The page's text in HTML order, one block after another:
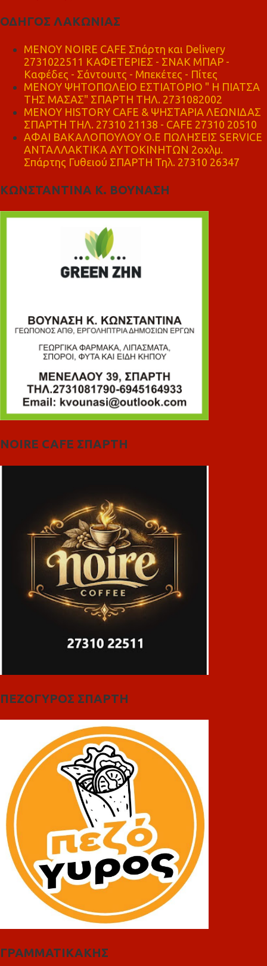
ΟΔΗΓΟΣ ΛΑΚΩΝΙΑΣ
MENOY NOIRE CAFE Σπάρτη και Delivery
2731022511 ΚΑΦΕΤΕΡΙΕΣ - ΣΝΑΚ ΜΠΑΡ -
Καφέδες - Σάντουιτς - Μπεκέτες - Πίτες
ΜΕΝΟΥ ΨΗΤΟΠΩΛΕΙΟ ΕΣΤΙΑΤΟΡΙΟ " Η ΠΙΑΤΣΑ
ΤΗΣ ΜΑΣΑΣ" ΣΠΑΡΤΗ ΤΗΛ. 2731082002
ΜΕΝΟΥ HISTORY CAFE & ΨΗΣΤΑΡΙΑ ΛΕΩΝΙΔΑΣ
ΣΠΑΡΤΗ ΤΗΛ. 27310 21138 - CAFE 27310 20510
ΑΦΑΙ ΒΑΚΑΛΟΠΟΥΛΟΥ Ο.Ε ΠΩΛΗΣΕΙΣ SERVICE
ΑΝΤΑΛΛΑΚΤΙΚΑ ΑΥΤΟΚΙΝΗΤΩΝ 2οχλμ.
Σπάρτης Γυθειού ΣΠΑΡΤΗ Τηλ. 27310 26347
ΚΩΝΣΤΑΝΤΙΝΑ Κ. ΒΟΥΝΑΣΗ
NOIRE CAFE ΣΠΑΡΤΗ
ΠΕΖΟΓΥΡΟΣ ΣΠΑΡΤΗ
ΓΡΑΜΜΑΤΙΚΑΚΗΣ